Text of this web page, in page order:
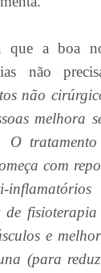
que a boa
não
não
melhora
O
com
inflamatórios
de fisioterapia
e
(para